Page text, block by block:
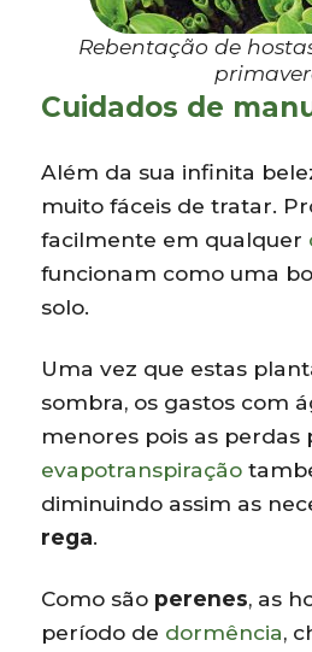
Rebentação de
Cuidados de
Além da sua infinita
muito fáceis de tratar.
facilmente em qualquer
funcionam como uma
solo.
Uma vez que estas
sombra, os gastos com
menores pois as perdas
evapotranspiração
diminuindo assim as
rega.
Como são perenes, as
período de dormência,